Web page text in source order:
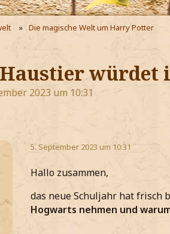
Die magische Welt um Harry Potter
2023 um 10:31
5. September 2023 um 10:31
Hallo zusammen,
das neue Schuljahr hat frisch
Hogwarts nehmen und